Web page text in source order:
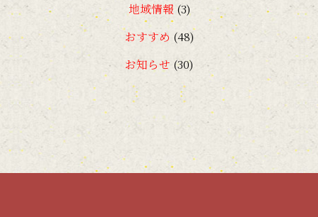
2017年12月(1)
2017年11月(3)
2017年9月(1)
2017年7月
(2)
2017年6月 (1)
2017年4月(1)
地域情報 (3)
おすすめ (48)
お知らせ (30)